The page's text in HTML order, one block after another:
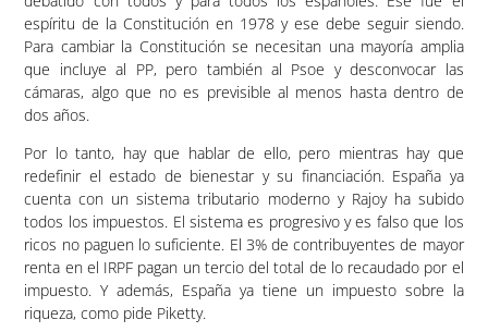
espíritu de la Constitución en 1978 y ese debe seguir siendo.
Para cambiar la Constitución se necesitan una mayoría amplia
que incluye al PP, pero también al Psoe y desconvocar las
cámaras, algo que no es previsible al menos hasta dentro de
dos años.
Por lo tanto, hay que hablar de ello, pero mientras hay que
redefinir el estado de bienestar y su financiación. España ya
cuenta con un sistema tributario moderno y Rajoy ha subido
todos los impuestos. El sistema es progresivo y es falso que los
ricos no paguen lo suficiente. El 3% de contribuyentes de mayor
renta en el IRPF pagan un tercio del total de lo recaudado por el
impuesto. Y además, España ya tiene un impuesto sobre la
riqueza, como pide Piketty.